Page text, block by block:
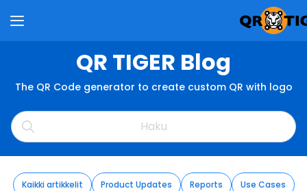
QR TIGER Blog
The QR Code generator to create custom QR with logo
Kaikki artikkelit Product Updates Reports Use Cases